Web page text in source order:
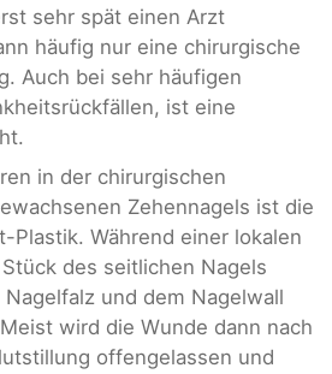
sehr spät einen Arzt
häufig nur eine chirurgische
Auch bei sehr häufigen
ist eine
in der chirurgischen
Zehennagels ist die
Plastik. Während einer lokalen
des seitlichen Nagels
und dem Nagelwall
wird die Wunde dann nach
offengelassen und